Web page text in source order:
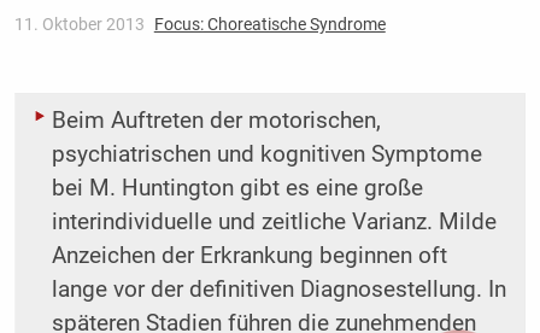
11. Oktober 2013 Focus: Choreatische Syndrome
Beim Auftreten der motorischen,
psychiatrischen und kognitiven Symptome
bei M. Huntington gibt es eine große
interindividuelle und zeitliche Varianz. Milde
Anzeichen der Erkrankung beginnen oft
lange vor der definitiven Diagnosestellung. In
späteren Stadien führen die zunehmenden